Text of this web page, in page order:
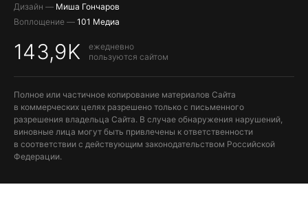
Дизайн — Миша Гончаров
Воплощение — 101 Медиа
143,9K
ежедневно
пользуются сайтом
Полное или частичное копирование материалов Сайта
в коммерческих целях разрешено только с письменного
разрешения владельца Сайта. В случае обнаружения нарушений,
виновные лица могут быть привлечены к ответственности
в соответствии с действующим законодательством Российской
Федерации.